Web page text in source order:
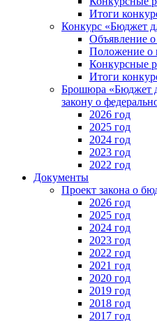
Итоги
Конкурс «Бюджет
Объявление
Положение о
Конкурсные
Итоги
Брошюра «Бюджет
закону о
2026 год
2025 год
2024 год
2023 год
2022 год
Документы
Проект закона о
2026 год
2025 год
2024 год
2023 год
2022 год
2021 год
2020 год
2019 год
2018 год
2017 год